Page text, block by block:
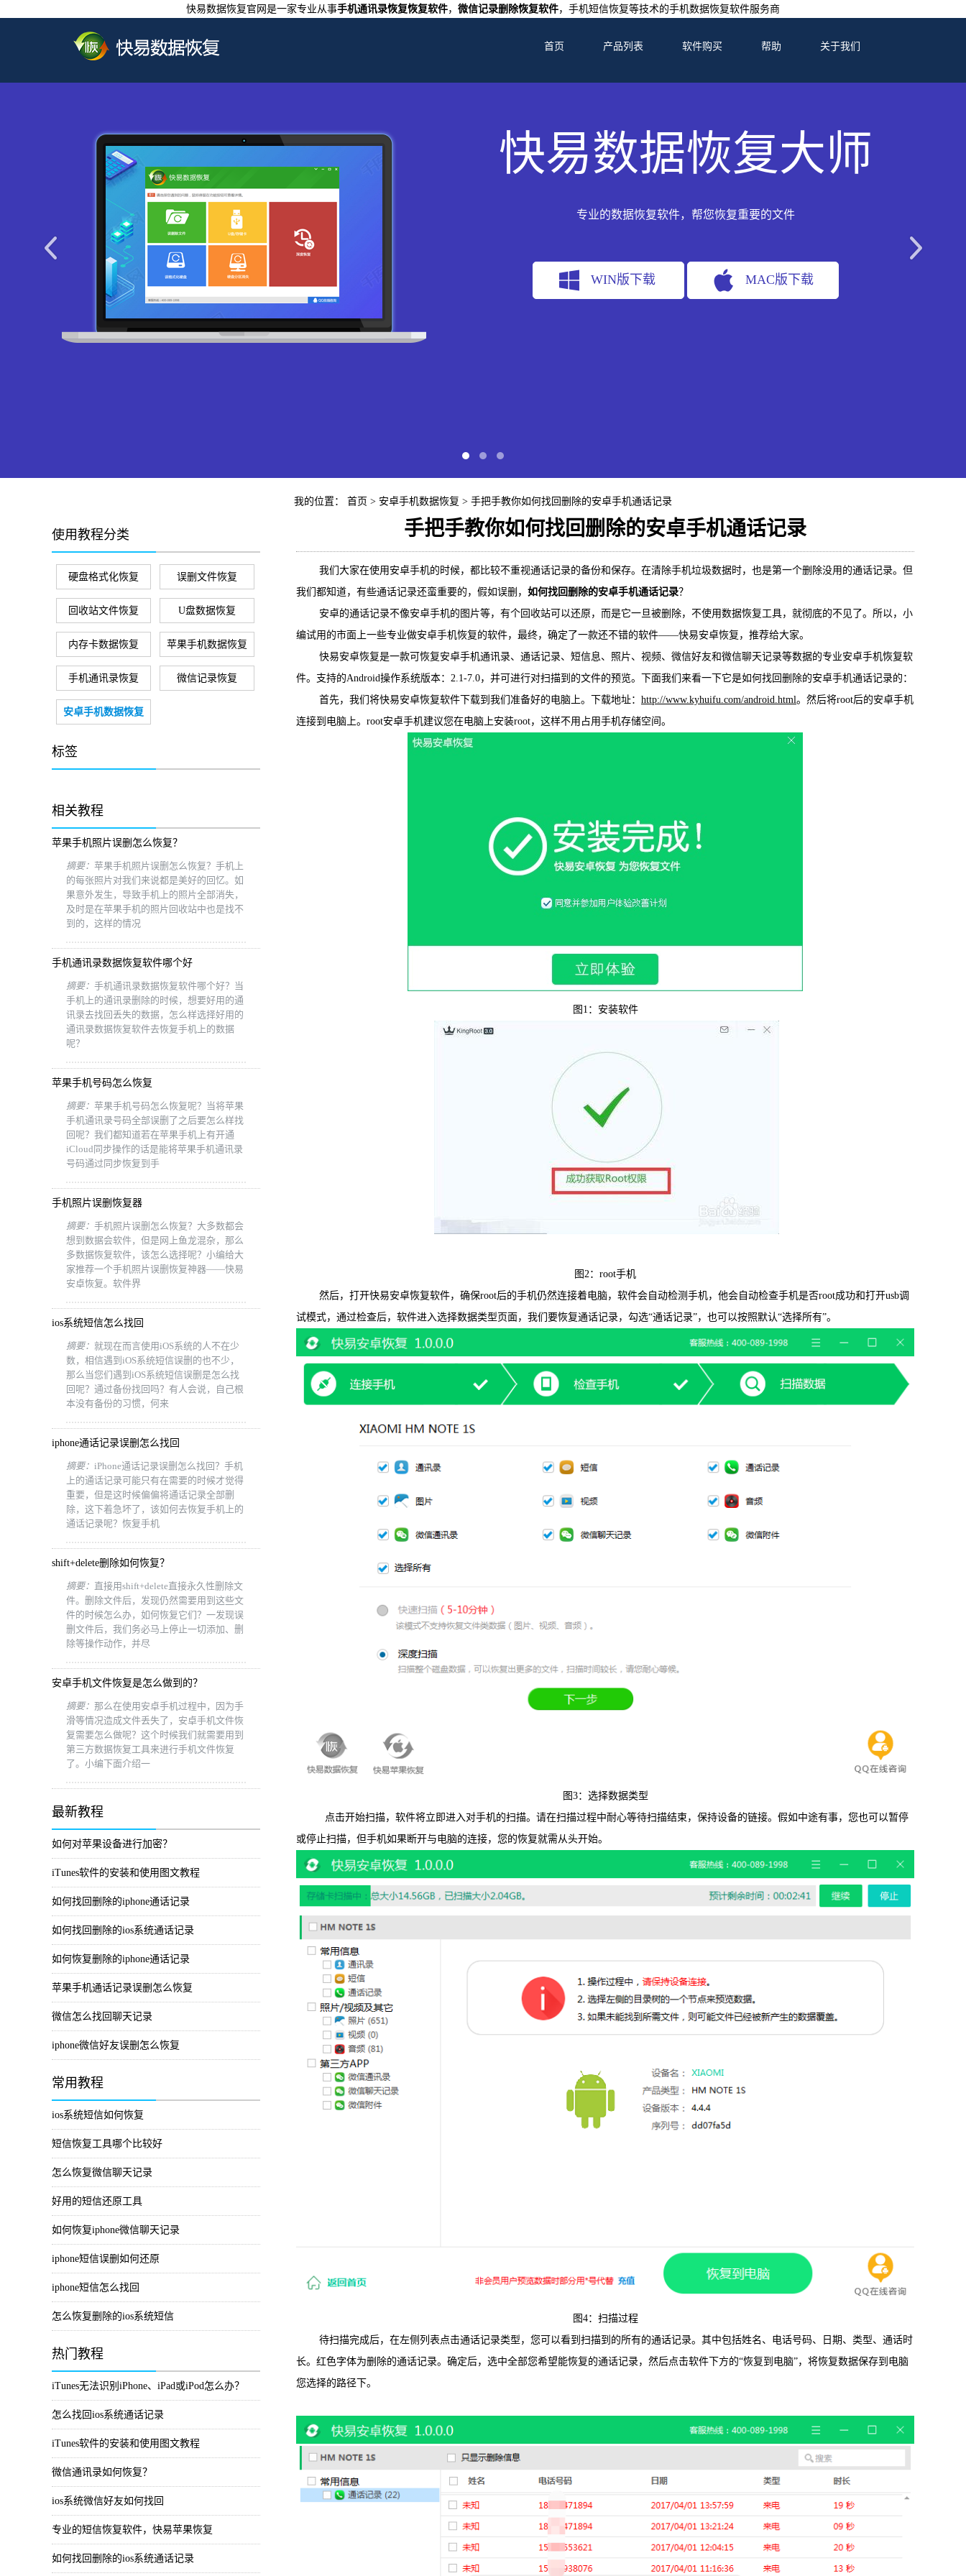
快易数据恢复官网是一家专业从事手机通讯录恢复恢复软件， 微信记录删除恢复软件，手机短信恢复等技术的手机数据恢复软件服务商
首页 产品列表 软件购买 帮助 关于我们
快易数据恢复大师
专业的数据恢复软件，帮您恢复重要的文件
WIN版下载 MAC版下载
快易苹果恢复大师
iPhone/iPad数据轻松恢复
WIN版下载 MAC版下载
快易安卓恢复大师
可恢复微信，通话记录等各种手机资料
WIN版下载
我的位置： 首页 > 安卓手机数据恢复 > 手把手教你如何找回删除的安卓手机通话记录
使用教程分类
硬盘格式化恢复 误删文件恢复
回收站文件恢复 U盘数据恢复
内存卡数据恢复 苹果手机数据恢复
手机通讯录恢复 微信记录恢复
安卓手机数据恢复
标签
相关教程
苹果手机照片误删怎么恢复？
摘要： 苹果手机照片误删怎么恢复？手机上
的每张照片对我们来说都是美好的回忆。如
果意外发生，导致手机上的照片全部消失，
及时是在苹果手机的照片回收站中也是找不
到的，这样的情况
手机通讯录数据恢复软件哪个好
摘要： 手机通讯录数据恢复软件哪个好？当
手机上的通讯录删除的时候，想要好用的通
讯录去找回丢失的数据，怎么样选择好用的
通讯录数据恢复软件去恢复手机上的数据
呢？
苹果手机号码怎么恢复
摘要： 苹果手机号码怎么恢复呢？当将苹果
手机通讯录号码全部误删了之后要怎么样找
回呢？我们都知道若在苹果手机上有开通
iCloud同步操作的话是能将苹果手机通讯录
号码通过同步恢复到手
手机照片误删恢复器
摘要： 手机照片误删怎么恢复？大多数都会
想到数据会软件，但是网上鱼龙混杂，那么
多数据恢复软件，该怎么选择呢？小编给大
家推荐一个手机照片误删恢复神器——快易
安卓恢复。软件界
ios系统短信怎么找回
摘要： 就现在而言使用iOS系统的人不在少
数，相信遇到iOS系统短信误删的也不少，
那么当您们遇到iOS系统短信误删是怎么找
回呢？通过备份找回吗？有人会说，自己根
本没有备份的习惯，何来
iphone通话记录误删怎么找回
摘要： iPhone通话记录误删怎么找回？手机
上的通话记录可能只有在需要的时候才觉得
重要，但是这时候偏偏将通话记录全部删
除，这下着急坏了，该如何去恢复手机上的
通话记录呢？恢复手机
shift+delete删除如何恢复？
摘要： 直接用shift+delete直接永久性删除文
件。删除文件后，发现仍然需要用到这些文
件的时候怎么办，如何恢复它们？一发现误
删文件后，我们务必马上停止一切添加、删
除等操作动作，并尽
安卓手机文件恢复是怎么做到的？
摘要： 那么在使用安卓手机过程中，因为手
滑等情况造成文件丢失了，安卓手机文件恢
复需要怎么做呢？这个时候我们就需要用到
第三方数据恢复工具来进行手机文件恢复
了。小编下面介绍一
最新教程
如何对苹果设备进行加密？
iTunes软件的安装和使用图文教程
如何找回删除的iphone通话记录
如何找回删除的ios系统通话记录
如何恢复删除的iphone通话记录
苹果手机通话记录误删怎么恢复
微信怎么找回聊天记录
iphone微信好友误删怎么恢复
常用教程
ios系统短信如何恢复
短信恢复工具哪个比较好
怎么恢复微信聊天记录
好用的短信还原工具
如何恢复iphone微信聊天记录
iphone短信误删如何还原
iphone短信怎么找回
怎么恢复删除的ios系统短信
热门教程
iTunes无法识别iPhone、iPad或iPod怎么办？
怎么找回ios系统通话记录
iTunes软件的安装和使用图文教程
微信通讯录如何恢复？
ios系统微信好友如何找回
专业的短信恢复软件，快易苹果恢复
如何找回删除的ios系统通话记录
手把手教你如何找回删除的安卓手机通话记录
我们大家在使用安卓手机的时候，都比较不重视通话记录的备份和保存。在清除手机垃圾数据时，也是第一个删除没用的通话记录。但
我们都知道，有些通话记录还蛮重要的，假如误删， 如何找回删除的安卓手机通话记录？
安卓的通话记录不像安卓手机的图片等，有个回收站可以还原，而是它一旦被删除，不使用数据恢复工具，就彻底的不见了。所以，小
编试用的市面上一些专业做安卓手机恢复的软件，最终，确定了一款还不错的软件——快易安卓恢复，推荐给大家。
快易安卓恢复是一款可恢复安卓手机通讯录、通话记录、短信息、照片、视频、微信好友和微信聊天记录等数据的专业安卓手机恢复软
件。支持的Android操作系统版本：2.1-7.0，并可进行对扫描到的文件的预览。下面我们来看一下它是如何找回删除的安卓手机通话记录的：
首先，我们将快易安卓恢复软件下载到我们准备好的电脑上。下载地址： http://www.kyhuifu.com/android.html。然后将root后的安卓手机
连接到电脑上。root安卓手机建议您在电脑上安装root，这样不用占用手机存储空间。
图1：安装软件
图2：root手机
然后，打开快易安卓恢复软件，确保root后的手机仍然连接着电脑，软件会自动检测手机，他会自动检查手机是否root成功和打开usb调
试模式，通过检查后，软件进入选择数据类型页面，我们要恢复通话记录，勾选“通话记录”，也可以按照默认“选择所有”。
图3：选择数据类型
点击开始扫描，软件将立即进入对手机的扫描。请在扫描过程中耐心等待扫描结束，保持设备的链接。假如中途有事，您也可以暂停
或停止扫描，但手机如果断开与电脑的连接，您的恢复就需从头开始。
图4：扫描过程
待扫描完成后，在左侧列表点击通话记录类型，您可以看到扫描到的所有的通话记录。其中包括姓名、电话号码、日期、类型、通话时
长。红色字体为删除的通话记录。确定后，选中全部您希望能恢复的通话记录，然后点击软件下方的“恢复到电脑”，将恢复数据保存到电脑
您选择的路径下。